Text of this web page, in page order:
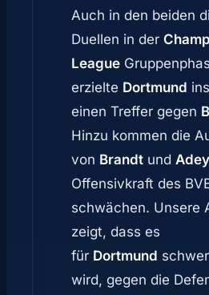
Auch in den beiden
Duellen in der
League
erzielte Dortmund
einen Treffer gegen
Hinzu kommen die
von Brandt und
Offensivkraft des
schwächen. Unsere
zeigt, dass es
für Dortmund
wird, gegen die